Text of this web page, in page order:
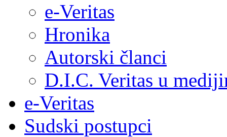
e-Veritas
Hronika
Autorski članci
D.I.C. Veritas u
e-Veritas
Sudski postupci